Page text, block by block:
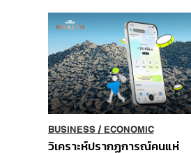
Order
BUSINESS/ ECONOMIC
วิเคราะห์ปรากฏการณ์คนแห่